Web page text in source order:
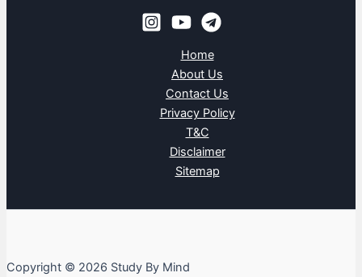
Home
About Us
Contact Us
Privacy Policy
T&C
Disclaimer
Sitemap
Copyright © 2026 Study By Mind